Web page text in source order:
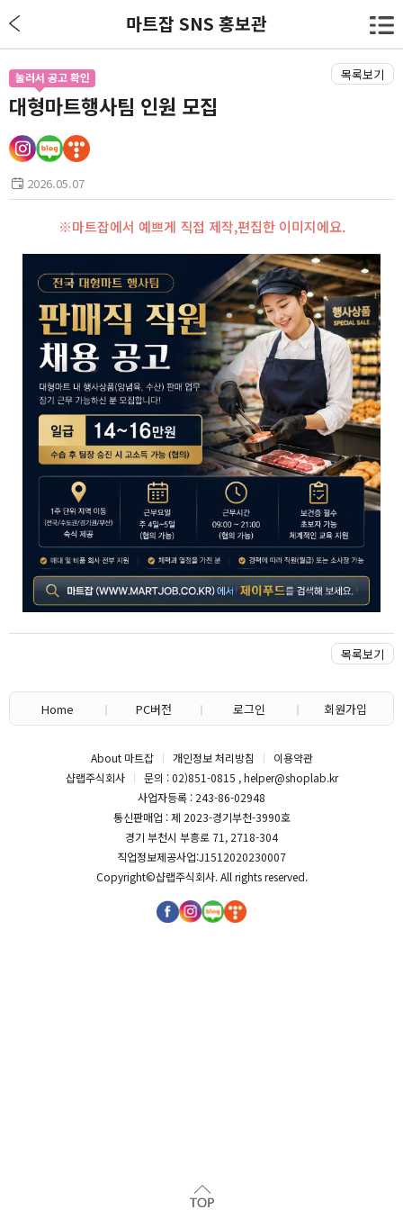
마트잡 SNS 홍보관
목록보기
대형마트행사팀 인원 모집
눌러서 공고 확인
2026.05.07
※마트잡에서 예쁘게 직접 제작,편집한 이미지에요.
목록보기
Home PC버전 로그인 회원가입
About 마트잡 개인정보 처리방침
이용약관
샵랩주식회사
문의 : 02)851-0815 , helper@shoplab.kr
사업자등록 : 243-86-02948
통신판매업 : 제 2023-경기부천-3990호
경기 부천시 부흥로 71, 2718-304
직업정보제공사업:J1512020230007
Copyright©샵랩주식회사. All rights reserved.